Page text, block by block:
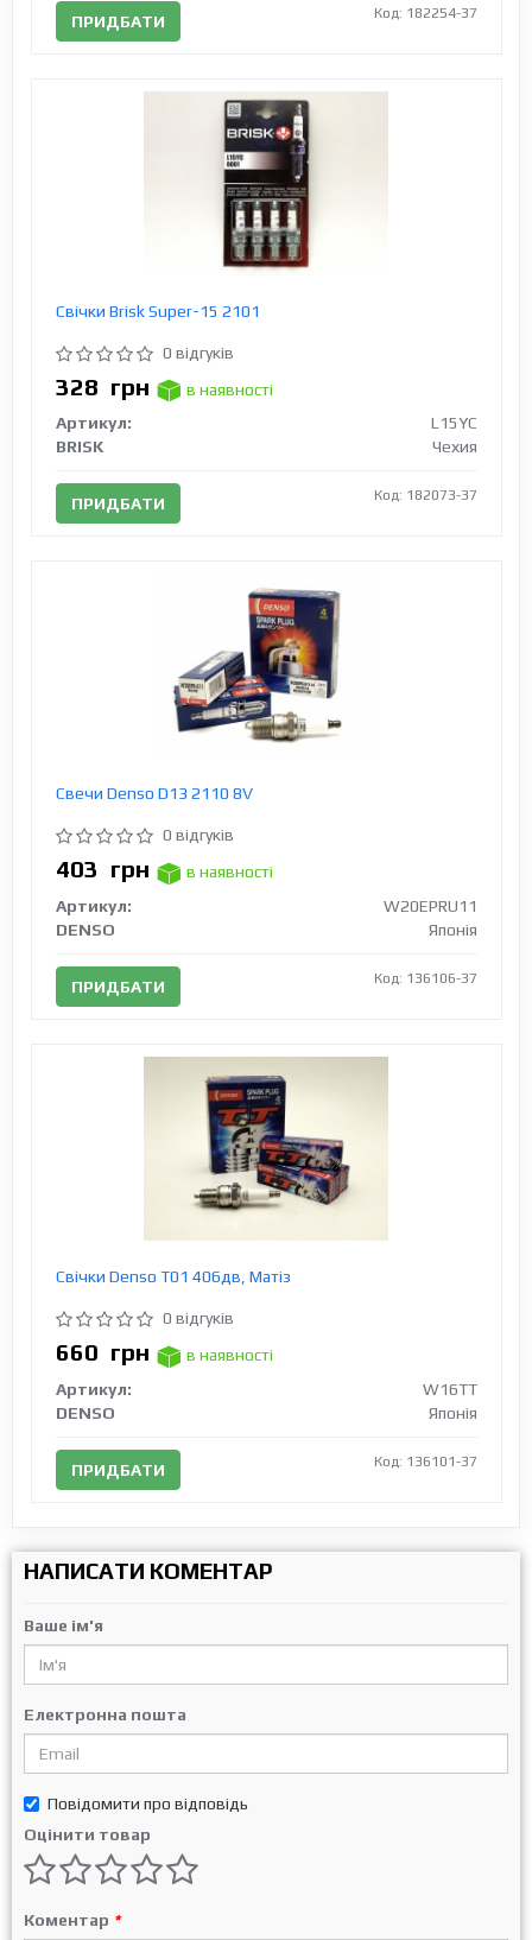
ПРИДБАТИ Код: 182254-37
Свічки Brisk Super-15 2101
0 відгуків
328 грн
в наявності
Артикул:
L15YC
BRISK
Чехия
ПРИДБАТИ Код: 182073-37
Свечи Denso D13 2110 8V
0 відгуків
403 грн
в наявності
Артикул:
W20EPRU11
DENSO
Японія
ПРИДБАТИ Код: 136106-37
Свічки Denso T01 406дв, Матіз
0 відгуків
660 грн
в наявності
Артикул:
W16TT
DENSO
Японія
ПРИДБАТИ Код: 136101-37
НАПИСАТИ КОМЕНТАР
Ваше ім'я
Електронна пошта
Повідомити про відповідь
Оцінити товар
Коментар *